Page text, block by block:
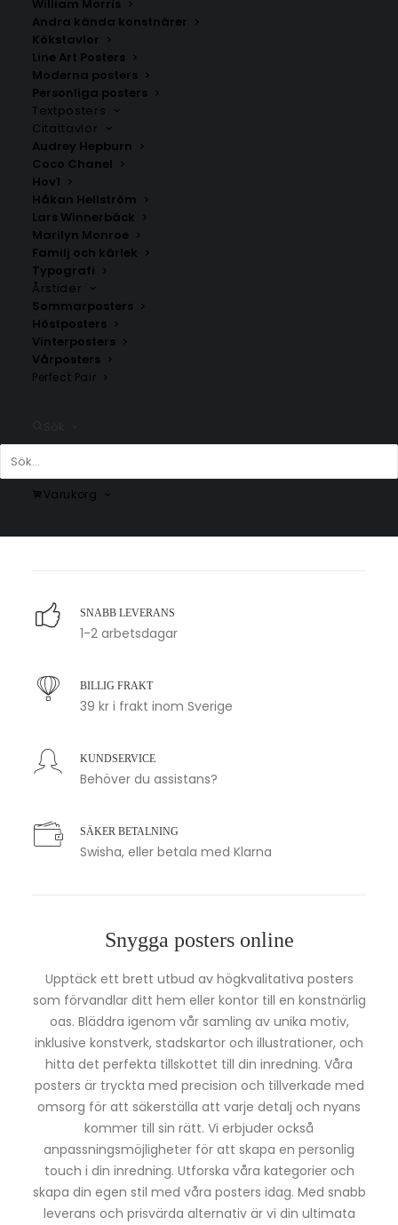
William Morris
Andra kända konstnärer
Kökstavlor
Line Art Posters
Moderna posters
Personliga posters
Textposters
Citattavlor
Audrey Hepburn
Coco Chanel
Hov1
Håkan Hellström
Lars Winnerbäck
Marilyn Monroe
Familj och kärlek
Typografi
Årstider
Sommarposters
Höstposters
Vinterposters
Vårposters
Perfect Pair
Varukorg
Fr.99.00kr
Love Poster #3
Fr.159.00
Espresso Fashion Poster
SNABB LEVERANS
1-2 arbetsdagar
BILLIG FRAKT
39 kr i frakt inom Sverige
KUNDSERVICE
Behöver du assistans?
SÄKER BETALNING
Swisha, eller betala med Klarna
Snygga posters online
Upptäck ett brett utbud av högkvalitativa posters
som förvandlar ditt hem eller kontor till en konstnärlig
oas. Bläddra igenom vår samling av unika motiv,
inklusive konstverk, stadskartor och illustrationer, och
hitta det perfekta tillskottet till din inredning. Våra
posters är tryckta med precision och tillverkade med
omsorg för att säkerställa att varje detalj och nyans
kommer till sin rätt. Vi erbjuder också
anpassningsmöjligheter för att skapa en personlig
touch i din inredning. Utforska våra kategorier och
skapa din egen stil med våra posters idag. Med snabb
leverans och prisvärda alternativ är vi din ultimata